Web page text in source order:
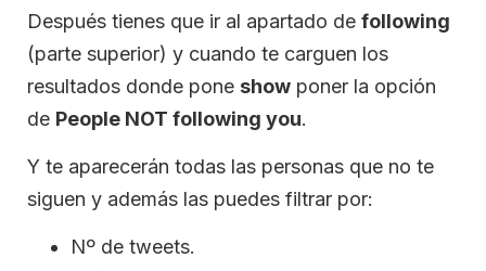
Después tienes que ir al apartado de following
(parte superior) y cuando te carguen los
resultados donde pone show poner la opción
de People NOT following you.
Y te aparecerán todas las personas que no te
siguen y además las puedes filtrar por:
Nº de tweets.